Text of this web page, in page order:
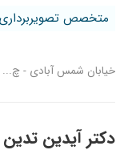
متخصص تصویربرداری
خیابان شمس آبادی - چ...
دکتر آیدین تدین